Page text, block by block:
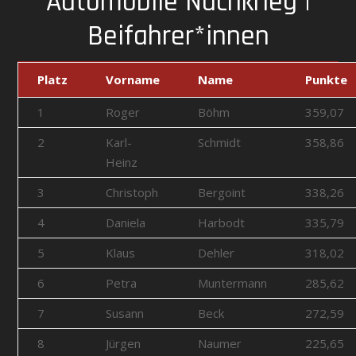
Beifahrer*innen
Platz Vorname Name Punkte
1 Roger Böhm
359,07
2
Karl-
Heinz
Schmidt 358,86
3 Christoph Bergoint
338,26
4
Daniela Harbodt
335,79
5
Klaus Dehler
318,02
6
Petra Muntermann
285,62
7
Susann Beck
272,59
8
Jürgen Naumer
225,65